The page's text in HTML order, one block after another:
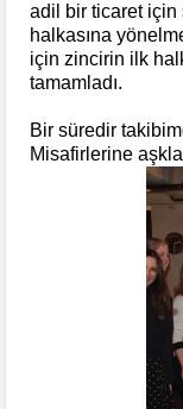
adil bir ticaret
halkasına
için zincirin ilk
tamamladı.
Bir süredir
Misafirlerine aşkla